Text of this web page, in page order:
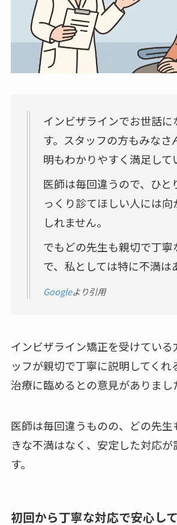
インビザラインでお世話に
す。スタッフの方もみなさ
明もわかりやすく満足して
医師は毎回違うので、ひと
っくり診てほしい人には向
しれません。
でもどの先生も親切で丁寧
で、私としては特に不満は
Googleより引用
インビザライン矯正を受けている
ッフが親切で丁寧に説明してくれ
治療に臨めるとの意見がありまし
医師は毎回違うものの、どの先生
きな不満はなく、安定した対応が
す。
初回から丁寧な対応で安心し